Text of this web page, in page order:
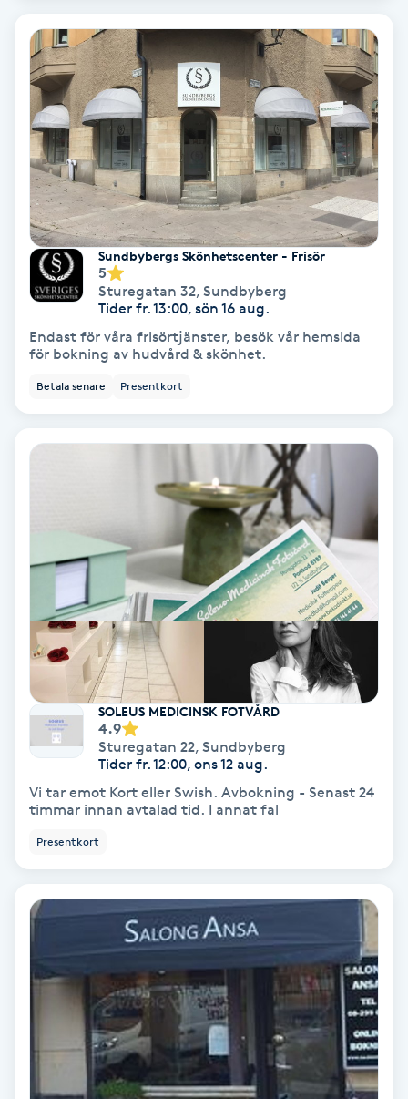
Hyperhidros
Hypnos
Hårborttagning
Hårbottenbehandling
Hårförlängning
Hårvård
Hälsa
IPL hårborttagning
IR-massage
Japansk massage
K18
Kemisk peeling
Keratinbehandling
Kinesiologi
Kinesisk medicin
Sundbybergs Skönhetscenter - Frisör
5
Sturegatan 32, Sundbyberg
Tider fr. 13:00, sön 16 aug.
Endast för våra frisörtjänster, besök vår hemsida
för bokning av hudvård & skönhet.
Betala senare Presentkort
SOLEUS MEDICINSK FOTVÅRD
4.9
Sturegatan 22, Sundbyberg
Tider fr. 12:00, ons 12 aug.
Vi tar emot Kort eller Swish. Avbokning - Senast 24
timmar innan avtalad tid. I annat fal
Presentkort